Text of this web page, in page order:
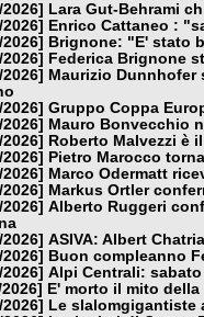
Lara Gut-Behrami
Enrico Cattaneo :
Brignone: "E' stato
Federica Brignone
Maurizio Dunnhofer
Gruppo Coppa
Mauro Bonvecchio
Roberto Malvezzi è
Pietro Marocco
Marco Odermatt
Markus Ortler
Alberto Ruggeri
ASIVA: Albert
Buon compleanno
Alpi Centrali:
E' morto il mito
Le